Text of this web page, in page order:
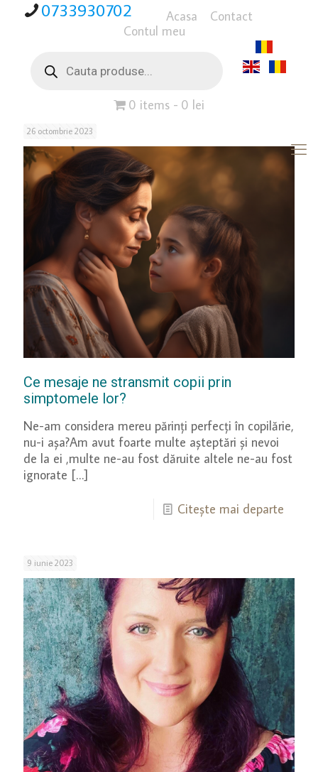
0733930702 Acasa
Contact
Contul meu
search
0 items 0 lei
26 octombrie 2023
Ce mesaje ne stransmit copii prin
simptomele lor?
Ne-am considera mereu părinți perfecți în copilărie,
nu-i așa?Am avut foarte multe așteptări și nevoi
de la ei ,multe ne-au fost dăruite altele ne-au fost
ignorate […]
Citește mai departe
9 iunie 2023